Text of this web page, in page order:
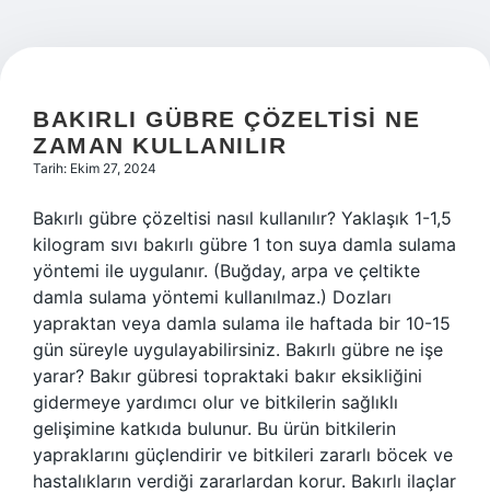
BAKIRLI GÜBRE ÇÖZELTISI NE
ZAMAN KULLANILIR
Tarih: Ekim 27, 2024
Bakırlı gübre çözeltisi nasıl kullanılır? Yaklaşık 1-1,5
kilogram sıvı bakırlı gübre 1 ton suya damla sulama
yöntemi ile uygulanır. (Buğday, arpa ve çeltikte
damla sulama yöntemi kullanılmaz.) Dozları
yapraktan veya damla sulama ile haftada bir 10-15
gün süreyle uygulayabilirsiniz. Bakırlı gübre ne işe
yarar? Bakır gübresi topraktaki bakır eksikliğini
gidermeye yardımcı olur ve bitkilerin sağlıklı
gelişimine katkıda bulunur. Bu ürün bitkilerin
yapraklarını güçlendirir ve bitkileri zararlı böcek ve
hastalıkların verdiği zararlardan korur. Bakırlı ilaçlar